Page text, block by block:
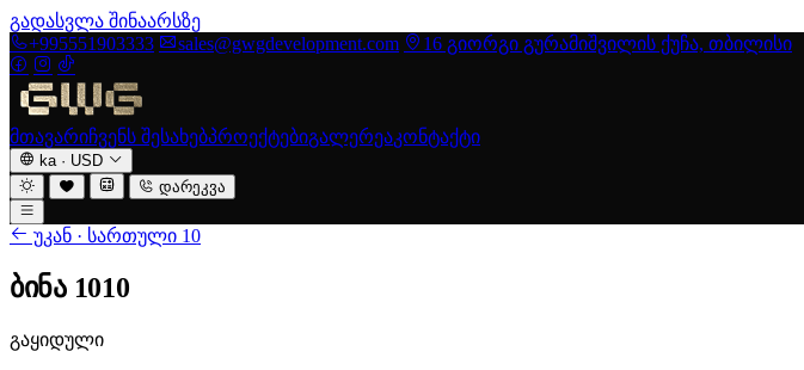
გადასვლა შინაარსზე
+995551903333
sales@gwgdevelopment.com 16 გიორგი გურამიშვილის ქუჩა, თბილისი
მთავარიჩვენს შესახებპროექტებიგალერეაკონტაქტი
ka · USD
დარეკვა
უკან · სართული 10
ბინა 1010
გაყიდული